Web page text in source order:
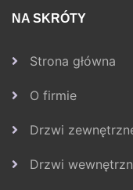
NA SKRÓTY
Strona główna
O firmie
Drzwi
Drzwi